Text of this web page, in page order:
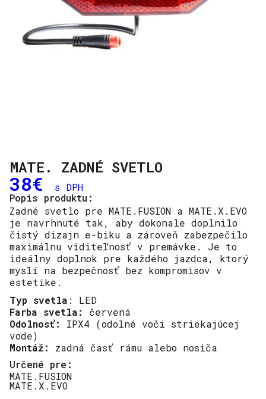
MATE. ZADNÉ SVETLO
38€
s DPH
Popis produktu:
Zadné svetlo pre MATE.FUSION a MATE.X.EVO
je navrhnuté tak, aby dokonale doplnilo
čistý dizajn e-biku a zároveň zabezpečilo
maximálnu viditeľnosť v premávke. Je to
ideálny doplnok pre každého jazdca, ktorý
myslí na bezpečnosť bez kompromisov v
estetike.
Typ svetla : LED
Farba svetla:
červená
Odolnosť:
IPX4 (odolné voči striekajúcej
vode)
Montáž:
zadná časť rámu alebo nosiča
Určené pre:
MATE.FUSION
MATE.X.EVO